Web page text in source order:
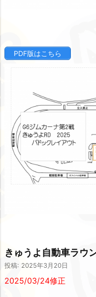
PDF版はこちら
きゅうよ自動車ラウ
投稿: 2025年3月20日
2025/03/24修正